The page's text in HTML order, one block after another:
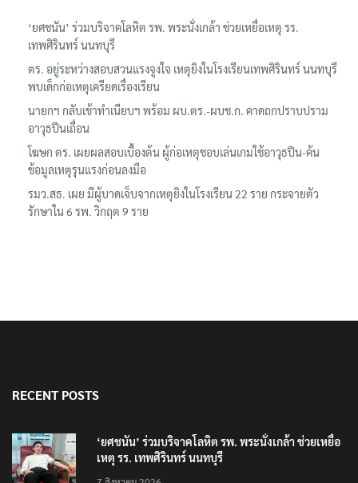
‘ยศชนัน’ ร่วมบริจาคโลหิต รพ. พระนั่งเกล้า ช่วยเหยื่อเหตุ รร.
เทพศิรินทร์ นนทบุรี
ตร. อยู่ระหว่างสอบสวนแรงจูงใจ เหตุยิงในโรงเรียนเทพศิรินทร์ นนทบุรี
พบเด็กก่อเหตุเครียดเรื่องเรียน
นายกฯ กลับเข้าทำเนียบฯ พร้อม ผบ.ตร.-ผบช.ก. คาดถกปราบปราม
อาวุธปืนเถื่อน
โฆษก ตร. เผยผลสอบเบื้องต้น ผู้ก่อเหตุชอบเล่นเกมใช้อาวุธปืน-ค้น
ข้อมูลเหตุรุนแรงก่อนลงมือ
รมว.สธ. เผย มีผู้บาดเจ็บจากเหตุยิงในโรงเรียน 22 ราย กระจายตัว
รักษาใน 6 รพ. วิกฤต 9 ราย
RECENT POSTS
‘ยศชนัน’ ร่วมบริจาคโลหิต รพ. พระนั่งเกล้า ช่วยเหยื่อ
เหตุ รร. เทพศิรินทร์ นนทบุรี